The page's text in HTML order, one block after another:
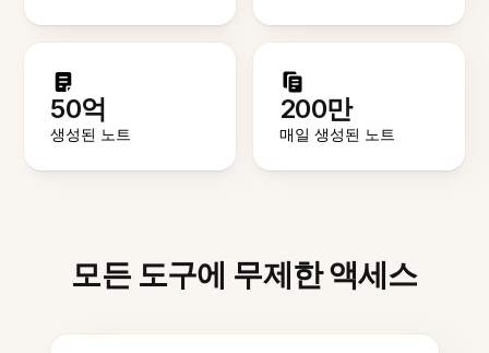
50억
생성된 노트
200만
매일 생성된 노트
모든 도구에 무제한 액세스